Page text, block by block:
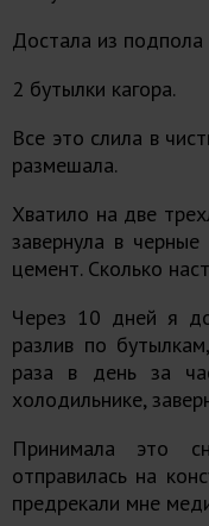
Достала из подпола
2 бутылки кагора.
Все это слила в
размешала.
Хватило на две
завернула в
цемент. Сколько
Через 10 дней я
разлив по
раза в день за
холодильнике,
Принимала это
отправилась на
предрекали мне